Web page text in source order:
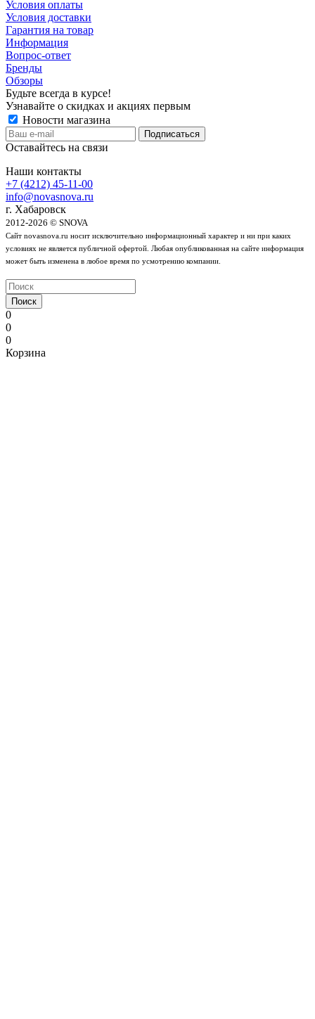
Условия оплаты
Условия доставки
Гарантия на товар
Информация
Вопрос-ответ
Бренды
Обзоры
Будьте всегда в курсе!
Узнавайте о скидках и акциях первым
Новости магазина
Оставайтесь на связи
Наши контакты
+7 (4212) 45-11-00
info@novasnova.ru
г. Хабаровск
2012-2026 © SNOVA
Сайт novasnova.ru носит исключительно информационный характер и ни при каких
условиях не является публичной офертой. Любая опубликованная на сайте информация
может быть изменена в любое время по усмотрению компании.
Поиск
0
0
0
Корзина